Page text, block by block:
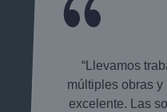
“Llevamos
múltiples obras
excelente. Las